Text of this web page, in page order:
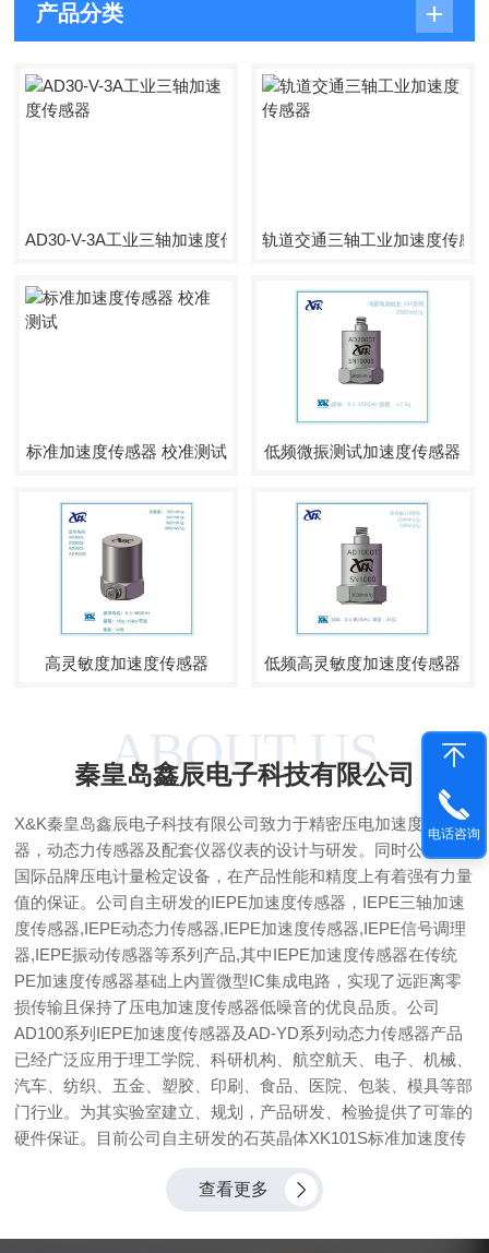
产品分类
AD30-V-3A工业三轴加速度传感器轨道交通三轴工业加速度传感
标准加速度传感器 校准测试 低频微振测试加速度传感器
高灵敏度加速度传感器 低频高灵敏度加速度传感器
ABOUT US
秦皇岛鑫辰电子科技有限公司
X&K秦皇岛鑫辰电子科技有限公司致力于精密压电加速度传感
器，动态力传感器及配套仪器仪表的设计与研发。同时公司引进
国际品牌压电计量检定设备，在产品性能和精度上有着强有力量
值的保证。公司自主研发的IEPE加速度传感器，IEPE三轴加速
度传感器,IEPE动态力传感器,IEPE加速度传感器,IEPE信号调理
器,IEPE振动传感器等系列产品,其中IEPE加速度传感器在传统
PE加速度传感器基础上内置微型IC集成电路，实现了远距离零
损传输且保持了压电加速度传感器低噪音的优良品质。公司
AD100系列IEPE加速度传感器及AD-YD系列动态力传感器产品
已经广泛应用于理工学院、科研机构、航空航天、电子、机械、
汽车、纺织、五金、塑胶、印刷、食品、医院、包装、模具等部
门行业。为其实验室建立、规划，产品研发、检验提供了可靠的
硬件保证。目前公司自主研发的石英晶体XK101S标准加速度传
感器已经通过中国计量科学研究院检定测试。主营产品包括：
PE加速度传感器，IEPE加速度传感器，三轴加速度传感器，压
电速度传感器，PE动态力传感器，IEPE动态力传感器，IEPE力
锤，精密振动试验台，功率放大器，IEPE信号调理器，电荷放
查看更多
电话咨询